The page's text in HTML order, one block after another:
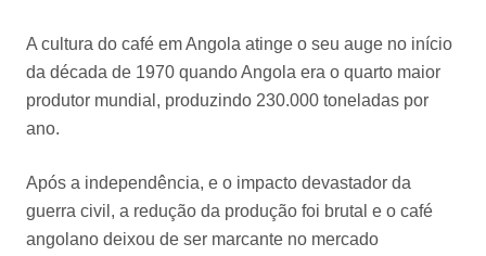
A cultura do café em Angola atinge o seu auge no início
da década de 1970 quando Angola era o quarto maior
produtor mundial, produzindo 230.000 toneladas por
ano.
Após a independência, e o impacto devastador da
guerra civil, a redução da produção foi brutal e o café
angolano deixou de ser marcante no mercado